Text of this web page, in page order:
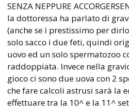
SENZA NEPPURE
la dottoressa ha parlato di
(anche se ì prestissimo per
solo sacco i due feti, quindi
uovo ed un solo spermatozoo
raddoppiata. Invece nella
gioco ci sono due uova con 2
che fare calcoli astrusi sarà la
effettuare tra la 10^ e la 11^